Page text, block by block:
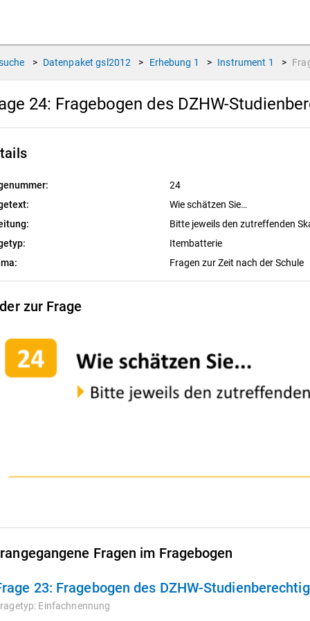
> Datenpaket gsl2012 > Erhebung 1 > Instrument 1 >
24: Fragebogen des DZHW-
24
Wie schätzen Sie…
Bitte jeweils den zutreffenden
Itembatterie
Fragen zur Zeit nach der Schule
zur Frage
Fragen im Fragebogen
23: Fragebogen des DZHW-
Einfachnennung